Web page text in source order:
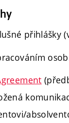
přihlášky